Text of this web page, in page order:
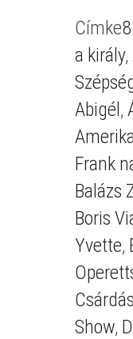
Címke
a király,
Abigél ,
Frank
Balázs
Boris
Yvette,
Show,